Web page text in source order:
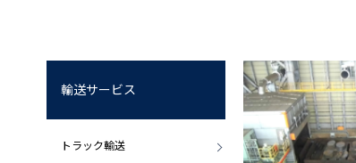
輸送サービス
トラック輸送